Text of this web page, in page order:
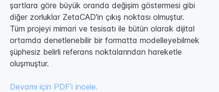
şartlara göre büyük oranda değişim göstermesi gibi
diğer zorluklar ZetaCAD'in çıkış noktası olmuştur.
Tüm projeyi mimari ve tesisatı ile bütün olarak dijital
ortamda denetlenebilir bir formatta modelleyebilmek
şüphesiz belirli referans noktalarından hareketle
oluşmuştur.
Devamı için PDF'i incele.